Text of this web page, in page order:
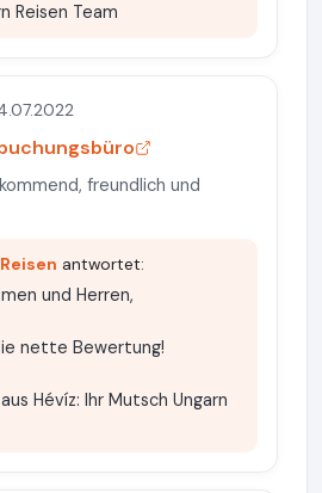
Reisen Team
freundlich und
antwortet:
und Herren,
nette Bewertung!
Hévíz: Ihr Mutsch Ungarn